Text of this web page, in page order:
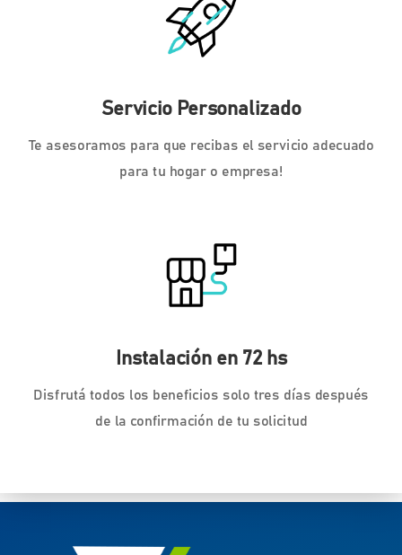
Servicio Personalizado
Te asesoramos para que recibas el servicio adecuado
para tu hogar o empresa!
Instalación en 72 hs
Disfrutá todos los beneficios solo tres días después
de la confirmación de tu solicitud